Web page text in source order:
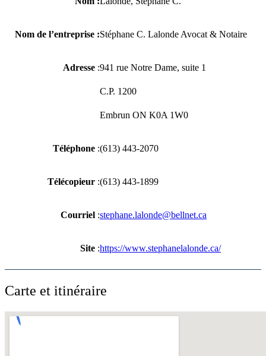
Nom de l’entreprise :Stéphane C. Lalonde Avocat & Notaire
Adresse :941 rue Notre Dame, suite 1
C.P. 1200
Embrun ON K0A 1W0
Téléphone :(613) 443-2070
Télécopieur :(613) 443-1899
Courriel :stephane.lalonde@bellnet.ca
Site :https://www.stephanelalonde.ca/
Carte et itinéraire